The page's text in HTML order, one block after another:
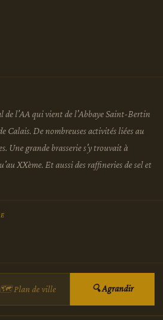
de l'AA qui vient de l'Abbaye Saint-Bertin
Calais. De nombreuses activités liées au
Une grande brasserie s'y trouvait à
XXème. Et aussi des raffineries de sel et
🗺 Plan de ville 🔍 Agrandir